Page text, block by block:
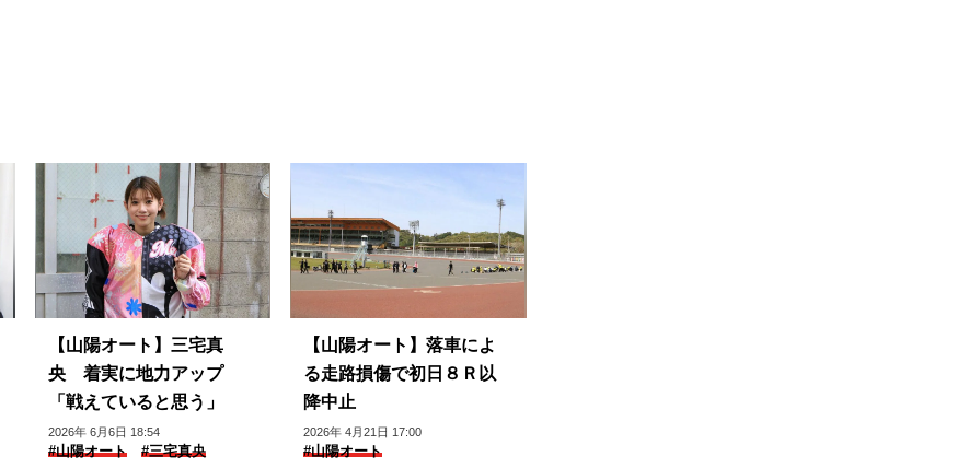
【山陽オート】三宅真
央 着実に地力アップ
「戦えていると思う」
2026年 6月6日 18:54
#山陽オート #三宅真央
【山陽オート】落車によ
る走路損傷で初日８Ｒ以
降中止
2026年 4月21日 17:00
#山陽オート